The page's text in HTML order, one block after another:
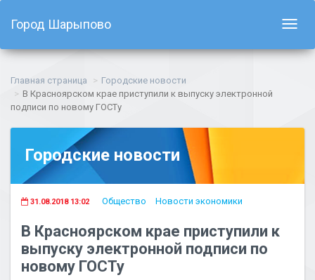
Город Шарыпово
Главная страница
Городские новости
В Красноярском крае приступили к выпуску электронной
подписи по новому ГОСТу
Городские новости
31.08.2018 13:02 Общество Новости экономики
В Красноярском крае приступили к
выпуску электронной подписи по
новому ГОСТу